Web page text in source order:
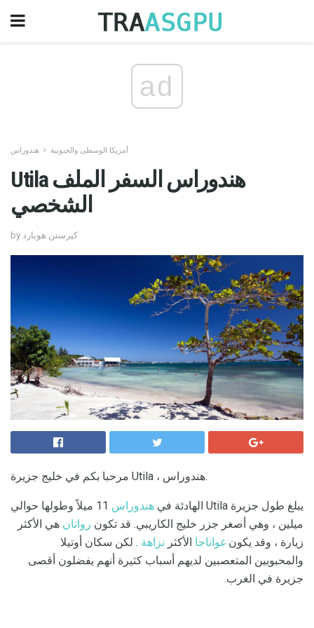
ad
أمريكا الوسطى والجنوبية هندوراس
Utila هندوراس السفر الملف
الشخصي
by كيرستن هوبارد
مرحبا بكم في خليج جزيرة Utila ، هندوراس.
يبلغ طول جزيرة Utila الهادئة في هندوراس
11 ميلاً وطولها حوالي
ميلين ، وهي أصغر جزر خليج الكاريبي. قد تكون رواتان هي الأكثر
زيارة ، وقد يكون غواناجا الأكثر نزاهة . لكن سكان أوتيلا
والمحبوبين المتعصبين لديهم أسباب كثيرة أنهم يفضلون أقصى
جزيرة في الغرب.